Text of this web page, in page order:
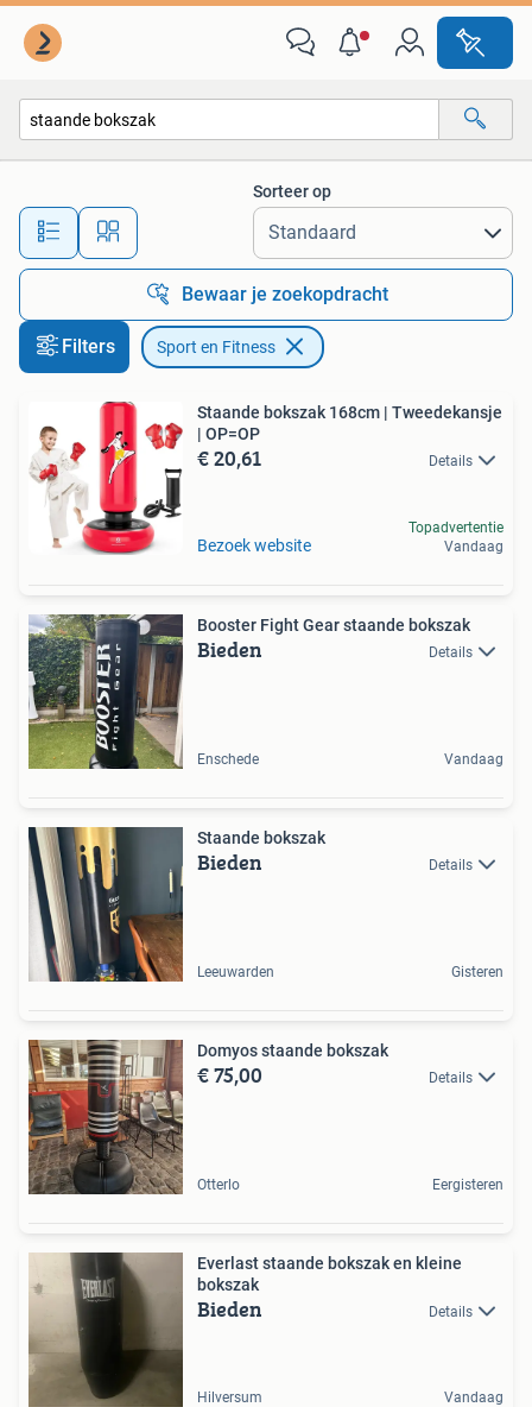
Alle afstanden…
Sorteer op
Bewaar je zoekopdracht
Filters Sport en Fitness
Staande bokszak 168cm | Tweedekansje
| OP=OP
€ 20,61 Details
Bezoek website
Topadvertentie
Vandaag
Booster Fight Gear staande bokszak
Bieden Details
Enschede Vandaag
Staande bokszak
Bieden Details
Leeuwarden Gisteren
Domyos staande bokszak
€ 75,00 Details
Otterlo Eergisteren
Everlast staande bokszak en kleine
bokszak
Bieden Details
Hilversum Vandaag